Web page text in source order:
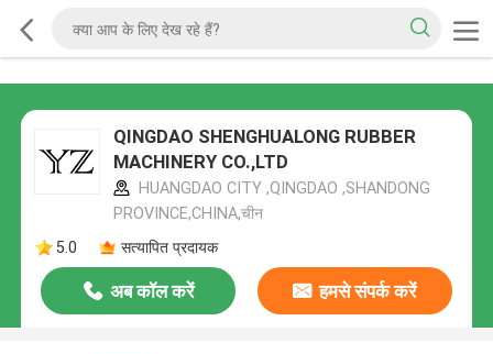
QINGDAO SHENGHUALONG RUBBER
MACHINERY CO.,LTD
HUANGDAO CITY ,QINGDAO ,SHANDONG
PROVINCE,CHINA,चीन
5.0
सत्यापित प्रदायक
अब कॉल करें हमसे संपर्क करें